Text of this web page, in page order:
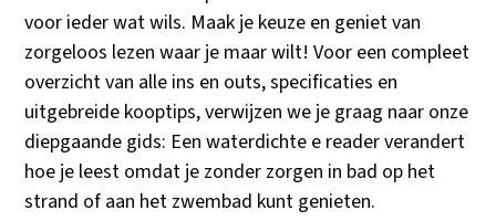
voor ieder wat wils. Maak je keuze en geniet van
zorgeloos lezen waar je maar wilt! Voor een compleet
overzicht van alle ins en outs, specificaties en
uitgebreide kooptips, verwijzen we je graag naar onze
diepgaande gids: Een waterdichte e reader verandert
hoe je leest omdat je zonder zorgen in bad op het
strand of aan het zwembad kunt genieten.